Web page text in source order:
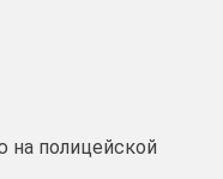
на полицейской